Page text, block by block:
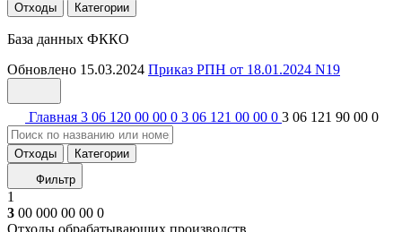
Отходы
Категории
База данных ФККО
Обновлено 15.03.2024 Приказ РПН от 18.01.2024 N19
Главная 3 06 120 00 00 0 3 06 121 00 00 0 3 06 121 90 00 0
Отходы
Категории
Фильтр
1
3 00 000 00 00 0
Отходы обрабатывающих производств